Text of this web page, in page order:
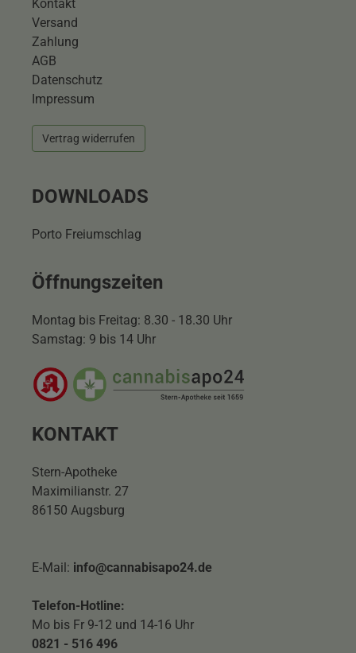
Kontakt
Versand
Zahlung
AGB
Datenschutz
Impressum
Vertrag widerrufen
DOWNLOADS
Porto Freiumschlag
Öffnungszeiten
Montag bis Freitag: 8.30 - 18.30 Uhr
Samstag: 9 bis 14 Uhr
KONTAKT
Stern-Apotheke
Maximilianstr. 27
86150 Augsburg
E-Mail: info@cannabisapo24.de
Telefon-Hotline:
Mo bis Fr 9-12 und 14-16 Uhr
0821 - 516 496